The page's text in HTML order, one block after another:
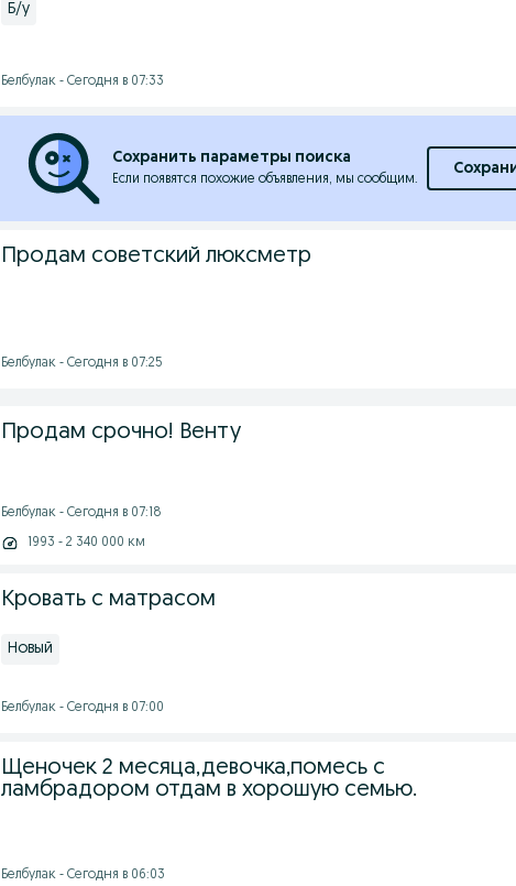
Б/у
Белбулак - Сегодня в 07:33
Сохранить параметры поиска
Если появятся похожие объявления, мы сообщим.
Продам советский люксметр
Белбулак - Сегодня в 07:25
Продам срочно! Венту
Белбулак - Сегодня в 07:18
1993 - 2 340 000 км
Кровать с матрасом
Новый
Белбулак - Сегодня в 07:00
Щеночек 2 месяца,девочка,помесь с
ламбрадором отдам в хорошую семью.
Белбулак - Сегодня в 06:03